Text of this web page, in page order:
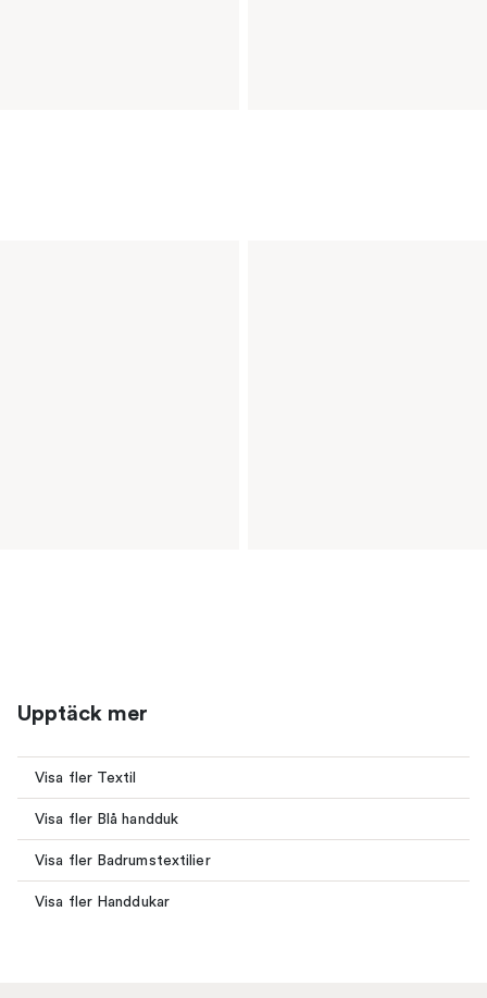
Upptäck mer
Visa fler Textil
Visa fler Blå handduk
Visa fler Badrumstextilier
Visa fler Handdukar